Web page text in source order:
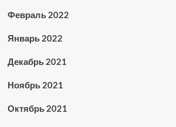
Февраль 2022
Январь 2022
Декабрь 2021
Ноябрь 2021
Октябрь 2021